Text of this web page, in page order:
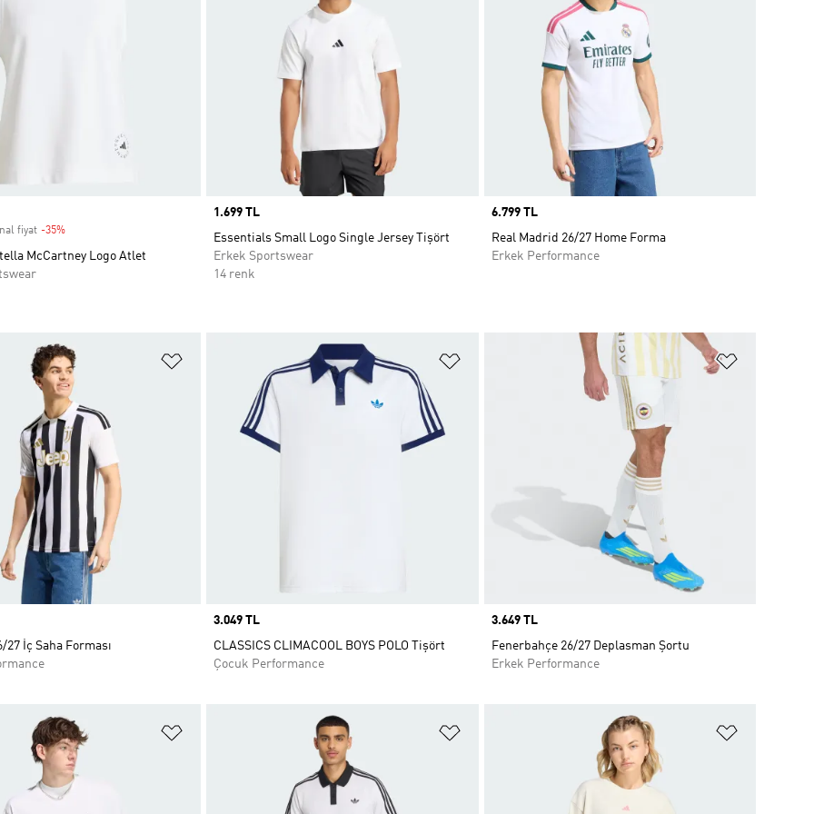
fiyat -35%Discount
McCartney Logo Atlet
Price
1.699 TL
Essentials Small Logo Single Jersey Tişört
Erkek Sportswear
14 renk
Price
6.799 TL
Real Madrid 26/27 Home Forma
Erkek Performance
Ekle Favori Listesine Ekle
27 İç Saha Forması
Favori Listesine Ekle
Price
3.049 TL
CLASSICS CLIMACOOL BOYS POLO Tişört
Çocuk Performance
Price
3.649 TL
Fenerbahçe 26/27 Deplasman Şortu
Erkek Performance
Ekle Favori Listesine Ekle